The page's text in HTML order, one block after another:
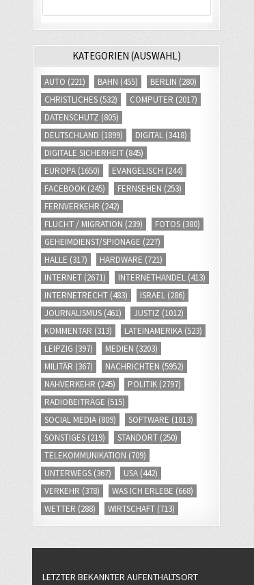
KATEGORIEN (AUSWAHL)
AUTO (221) BAHN (455) BERLIN (280)
CHRISTLICHES (532) COMPUTER (2017)
DATENSCHUTZ (805)
DEUTSCHLAND (1899) DIGITAL (3418)
DIGITALE SICHERHEIT (845)
EUROPA (1650) EVANGELISCH (244)
FACEBOOK (245) FERNSEHEN (253)
FERNVERKEHR (242)
FLUCHT / MIGRATION (239) FOTOS (380)
GEHEIMDIENST/SPIONAGE (227)
HALLE (317) HARDWARE (721)
INTERNET (2671) INTERNETHANDEL (413)
INTERNETRECHT (483) ISRAEL (286)
JOURNALISMUS (461) JUSTIZ (1012)
KOMMENTAR (313) LATEINAMERIKA (523)
LEIPZIG (397) MEDIEN (3203)
MILITÄR (367) NACHRICHTEN (5952)
NAHVERKEHR (245) POLITIK (2797)
RADIOBEITRÄGE (515)
SOCIAL MEDIA (809) SOFTWARE (1813)
SONSTIGES (219) STANDORT (250)
TELEKOMMUNIKATION (709)
UNTERWEGS (367) USA (442)
VERKEHR (378) WAS ICH ERLEBE (668)
WETTER (288) WIRTSCHAFT (713)
LETZTER BEKANNTER AUFENTHALTSORT